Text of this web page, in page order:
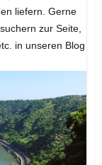
liefern. Gerne
zur Seite,
in unseren Blog